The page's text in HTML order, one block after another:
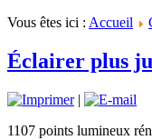
Vous êtes ici : Accueil
Éclairer plus
|
1107 points lumineux